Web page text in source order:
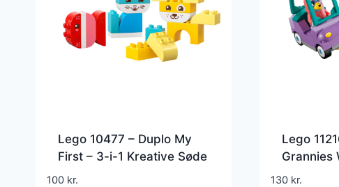
Lego 10477 – Duplo My
First – 3-i-1 Kreative Søde
Kæledyr
100 kr.
Lego
Grannies
Bluey
130 kr.